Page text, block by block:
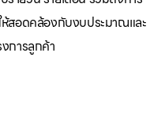
ห้สอดคล้องกับงบประมาณและ
งการลูกค้า